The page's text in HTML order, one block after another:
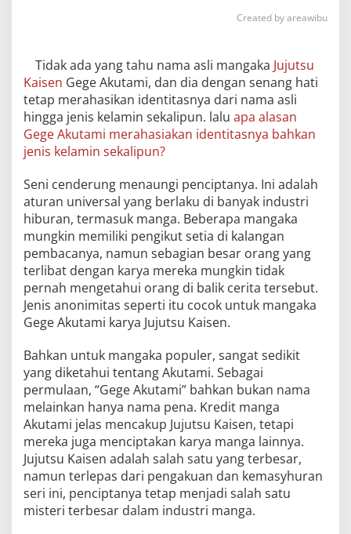
Created by areawibu
Tidak ada yang tahu nama asli mangaka Jujutsu
Kaisen Gege Akutami, dan dia dengan senang hati
tetap merahasikan identitasnya dari nama asli
hingga jenis kelamin sekalipun. lalu apa alasan
Gege Akutami merahasiakan identitasnya bahkan
jenis kelamin sekalipun?
Seni cenderung menaungi penciptanya. Ini adalah
aturan universal yang berlaku di banyak industri
hiburan, termasuk manga. Beberapa mangaka
mungkin memiliki pengikut setia di kalangan
pembacanya, namun sebagian besar orang yang
terlibat dengan karya mereka mungkin tidak
pernah mengetahui orang di balik cerita tersebut.
Jenis anonimitas seperti itu cocok untuk mangaka
Gege Akutami karya Jujutsu Kaisen.
Bahkan untuk mangaka populer, sangat sedikit
yang diketahui tentang Akutami. Sebagai
permulaan, “Gege Akutami” bahkan bukan nama
melainkan hanya nama pena. Kredit manga
Akutami jelas mencakup Jujutsu Kaisen, tetapi
mereka juga menciptakan karya manga lainnya.
Jujutsu Kaisen adalah salah satu yang terbesar,
namun terlepas dari pengakuan dan kemasyhuran
seri ini, penciptanya tetap menjadi salah satu
misteri terbesar dalam industri manga.